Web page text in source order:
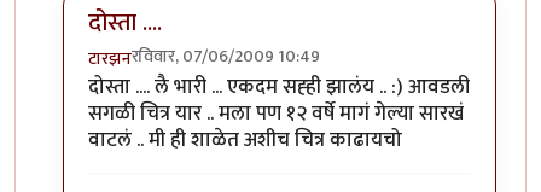
दोस्ता ....
टारझनरविवार, 07/06/2009 10:49
In reply toछान आलीbyप्राजु
दोस्ता .... लै भारी ... एकदम सह्ही झालंय .. :) आवडली
सगळी चित्र यार .. मला पण १२ वर्षे मागं गेल्या सारखं
वाटलं .. मी ही शाळेत अशीच चित्र काढायचो